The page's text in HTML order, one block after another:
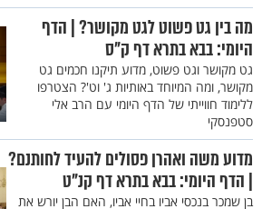
מה בין גט פשוט לגט מקושר? | הדף
היומי: בבא בתרא דף ק"ס
גט מקושר וגט פשוט, מדוע תיקנו חכמים גט
מקושר, ומה המיוחד באותיות ג' וט'? הצטרפו
ללימוד חווייתי של הדף היומי עם הרב אלי
סטפנסקי
מדוע משה ואהרן פסולים להעיד לחותנם?
| הדף היומי: בבא בתרא דף קנ"ט
בן שמכר בנכסי אביו בחיי אביו, האם הבן יורש את